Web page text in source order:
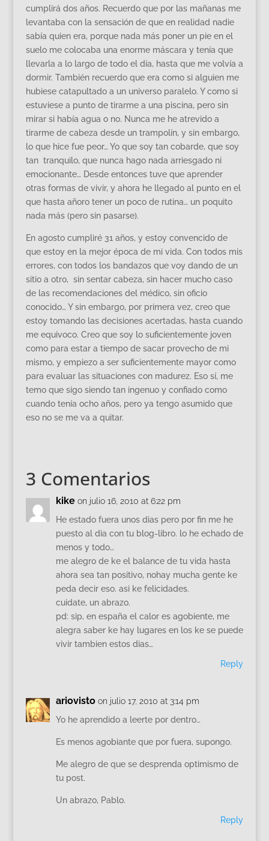
cumplirá dos años. Recuerdo que por las mañanas me
levantaba con la sensación de que en realidad nadie
sabía quien era, porque nada más poner un pie en el
suelo me colocaba una enorme máscara y tenía que
llevarla a lo largo de todo el día, hasta que me volvía a
dormir. También recuerdo que era como si alguien me
hubiese catapultado a un universo paralelo. Y como si
estuviese a punto de tirarme a una piscina, pero sin
mirar si había agua o no. Nunca me he atrevido a
tirarme de cabeza desde un trampolín, y sin embargo,
lo que hice fue peor… Yo que soy tan cobarde, que soy
tan tranquilo, que nunca hago nada arriesgado ni
emocionante… Desde entonces tuve que aprender
otras formas de vivir, y ahora he llegado al punto en el
que hasta añoro tener un poco de rutina… un poquito
nada más (pero sin pasarse).
En agosto cumpliré 31 años, y estoy convencido de
que estoy en la mejor época de mi vida. Con todos mis
errores, con todos los bandazos que voy dando de un
sitio a otro, sin sentar cabeza, sin hacer mucho caso
de las recomendaciones del médico, sin oficio
conocido… Y sin embargo, por primera vez, creo que
estoy tomando las decisiones acertadas, hasta cuando
me equivoco. Creo que soy lo suficientemente joven
como para estar a tiempo de sacar provecho de mi
mismo, y empiezo a ser suficientemente mayor como
para evaluar las situaciones con madurez. Eso sí, me
temo que sigo siendo tan ingenuo y confiado como
cuando tenía ocho años, pero ya tengo asumido que
eso no se me va a quitar.
3 Comentarios
kike on julio 16, 2010 at 6:22 pm
He estado fuera unos dias pero por fin me he
puesto al dia con tu blog-libro. lo he echado de
menos y todo…
me alegro de ke el balance de tu vida hasta
ahora sea tan positivo, nohay mucha gente ke
peda decir eso. asi ke felicidades.
cuidate, un abrazo.
pd: sip, en españa el calor es agobiente, me
alegra saber ke hay lugares en los ke se puede
vivir tambien estos dias…
Reply
ariovisto on julio 17, 2010 at 3:14 pm
Yo he aprendido a leerte por dentro…
Es menos agobiante que por fuera, supongo.
Me alegro de que se desprenda optimismo de
tu post.
Un abrazo, Pablo.
Reply